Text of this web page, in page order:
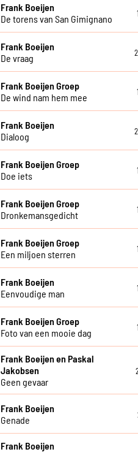
Frank Boeijen
De torens van San Gimignano
Frank Boeijen
De vraag
Frank Boeijen Groep
De wind nam hem mee
Frank Boeijen
Dialoog
Frank Boeijen Groep
Doe iets
Frank Boeijen Groep
Dronkemansgedicht
Frank Boeijen Groep
Een miljoen sterren
Frank Boeijen
Eenvoudige man
Frank Boeijen Groep
Foto van een mooie dag
Frank Boeijen en Paskal
Jakobsen
Geen gevaar
Frank Boeijen
Genade
Frank Boeijen